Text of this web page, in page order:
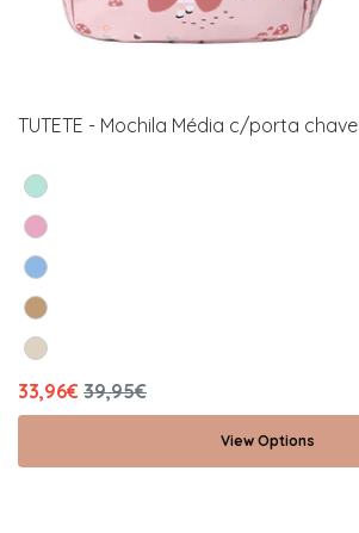
TUTETE - Mochila Média c/porta chave
33,96€ 39,95€
View Options